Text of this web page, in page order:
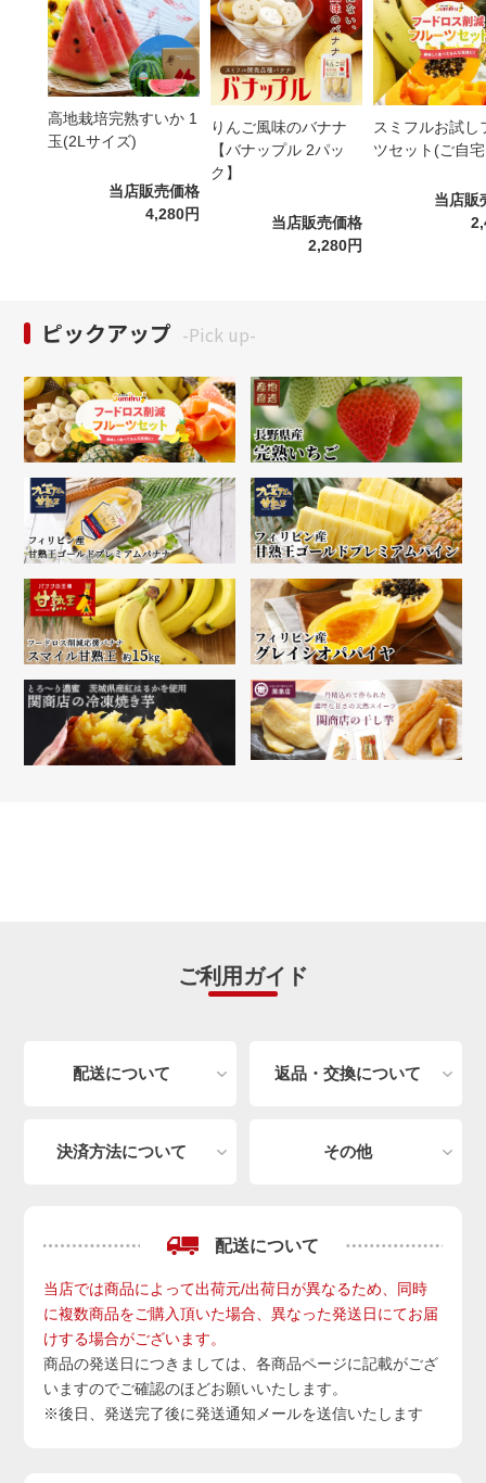
高地栽培完熟すいか 1
玉(2Lサイズ)
当店販売価格
4,280円
りんご風味のバナナ
【バナップル 2パッ
ク】
当店販売価格
2,280円
スミフルお試し
ツセット(ご自
当店販
ピックアップ -Pick up-
ご利用ガイド
配送について 返品・交換について
決済方法について その他
配送について
当店では商品によって出荷元/出荷日が異なるため、同時
に複数商品をご購入頂いた場合、異なった発送日にてお届
けする場合がございます。
商品の発送日につきましては、各商品ページに記載がござ
いますのでご確認のほどお願いいたします。
※後日、発送完了後に発送通知メールを送信いたします